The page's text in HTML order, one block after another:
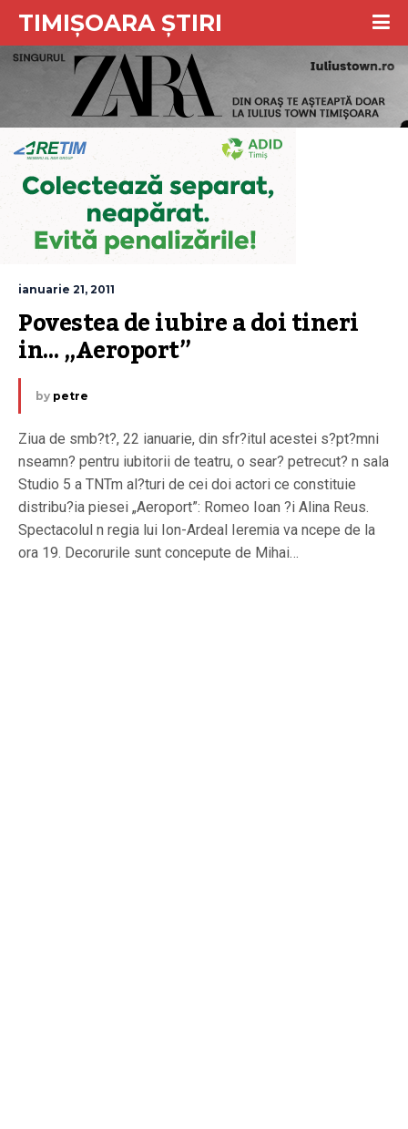
TIMIȘOARA ȘTIRI
ianuarie 21, 2011
Povestea de iubire a doi tineri
in… „Aeroport”
by petre
Ziua de smb?t?, 22 ianuarie, din sfr?itul acestei s?pt?mni
nseamn? pentru iubitorii de teatru, o sear? petrecut? n sala
Studio 5 a TNTm al?turi de cei doi actori ce constituie
distribu?ia piesei „Aeroport”: Romeo Ioan ?i Alina Reus.
Spectacolul n regia lui Ion-Ardeal Ieremia va ncepe de la
ora 19. Decorurile sunt concepute de Mihai…